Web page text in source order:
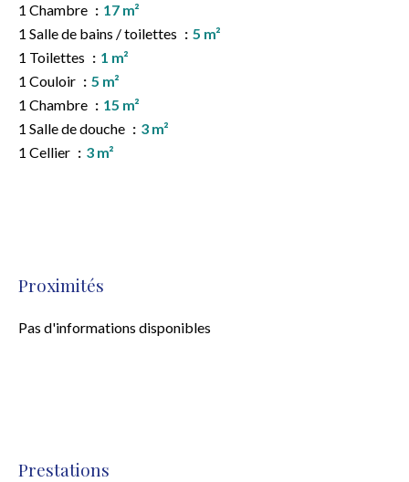
1 Chambre
17 m²
1 Salle de bains / toilettes
5 m²
1 Toilettes
1 m²
1 Couloir
5 m²
1 Chambre
15 m²
1 Salle de douche
3 m²
1 Cellier
3 m²
Proximités
Pas d'informations disponibles
Prestations